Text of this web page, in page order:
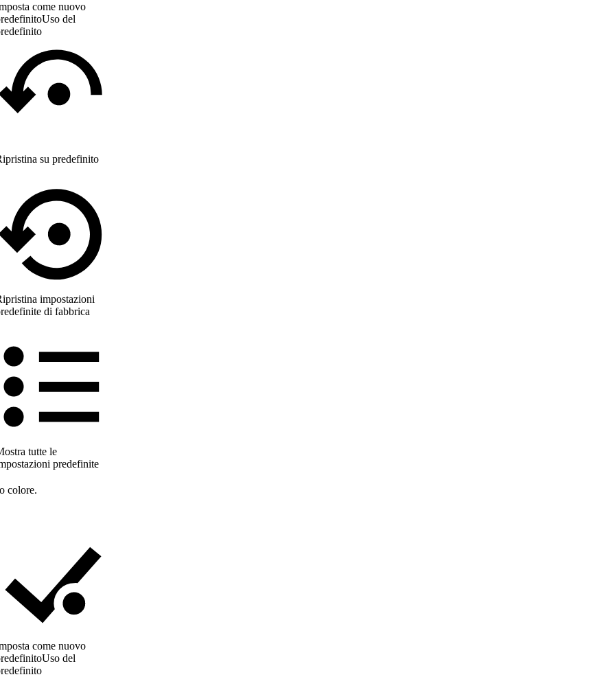
come nuovo
Uso del
su predefinito
impostazioni
di fabbrica
tutte le
predefinite
colore.
come nuovo
Uso del